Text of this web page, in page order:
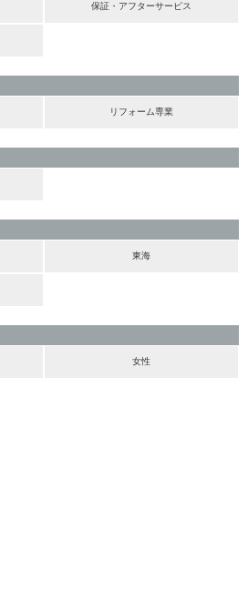
保証・アフターサービス
リフォーム専業
東海
女性